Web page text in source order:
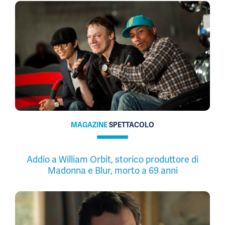
MAGAZINESPETTACOLO
Addio a William Orbit, storico produttore di
Madonna e Blur, morto a 69 anni